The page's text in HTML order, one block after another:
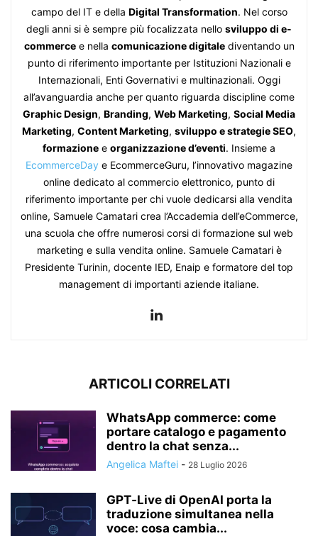
campo del IT e della Digital Transformation. Nel corso
degli anni si è sempre più focalizzata nello sviluppo di e-
commercee nella comunicazione digitalediventando un
punto di riferimento importante per Istituzioni Nazionali e
Internazionali, Enti Governativi e multinazionali. Oggi
all’avanguardia anche per quanto riguarda discipline come
Graphic Design, Branding, Web Marketing, Social Media
Marketing, Content Marketing, sviluppo e strategie SEO,
formazione e organizzazione d’eventi. Insieme a
EcommerceDay e EcommerceGuru, l’innovativo magazine
online dedicato al commercio elettronico, punto di
riferimento importante per chi vuole dedicarsi alla vendita
online, Samuele Camatari crea l’Accademia dell’eCommerce,
una scuola che offre numerosi corsi di formazione sul web
marketing e sulla vendita online. Samuele Camatari è
Presidente Turinin, docente IED, Enaip e formatore del top
management di importanti aziende italiane.
ARTICOLI CORRELATI
WhatsApp commerce: come
portare catalogo e pagamento
dentro la chat senza...
Angelica Maftei - 28 Luglio 2026
GPT‑Live di OpenAI porta la
traduzione simultanea nella
voce: cosa cambia...